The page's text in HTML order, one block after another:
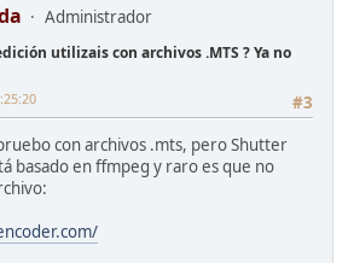
Administrador
utilizais con archivos .MTS ? Ya no
#3
con archivos .mts, pero Shutter
basado en ffmpeg y raro es que no